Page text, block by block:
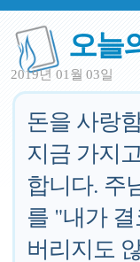
오늘
2019년 01월 03일
돈을 사랑
지금 가지
합니다. 주
를 "내가
버리지도